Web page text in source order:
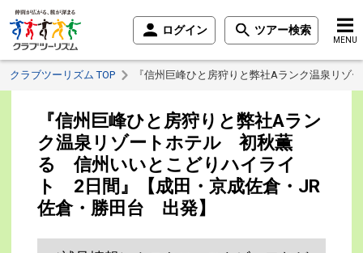
ログイン ツアー検索
MENU
クラブツーリズム TOP 『信州巨峰ひと房狩りと弊社Aランク温泉リ
『信州巨峰ひと房狩りと弊社Aラン
ク温泉リゾートホテル 初秋薫
る 信州いいとこどりハイライ
ト 2日間』【成田・京成佐倉・JR
佐倉・勝田台 出発】